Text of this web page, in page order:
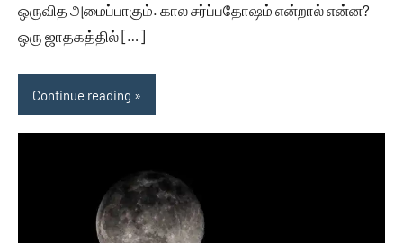
ஒருவித அமைப்பாகும். கால சர்ப்பதோஷம் என்றால் என்ன?
ஒரு ஜாதகத்தில் […]
Continue reading